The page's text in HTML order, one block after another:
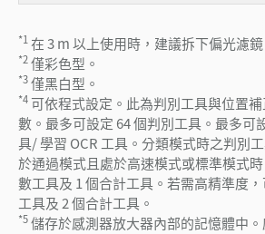
*1 在 3 m 以上使用時，建議拆下偏光濾鏡
*2僅彩色型。
*3僅黑白型。
*4 可依程式設定。此為判別工具與位置
數。最多可設定 64 個判別工具。最多可
具/ 學習 OCR 工具。分類模式時之判別
於通過模式且處於高速模式或標準模式
數工具及 1 個合計工具。若需高精準度
工具及 2 個合計工具。
*5儲存於感測器放大器內部的記憶體中